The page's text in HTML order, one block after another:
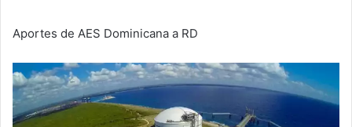
Aportes de AES Dominicana a RD